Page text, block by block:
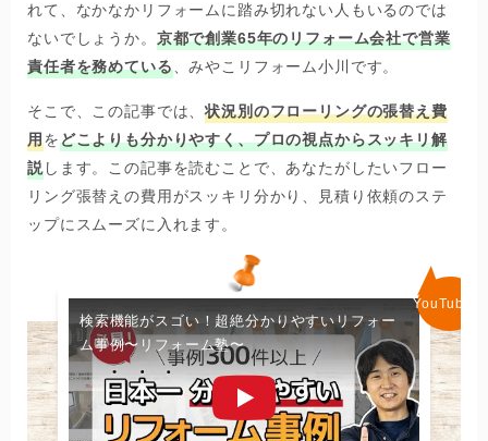
れて、なかなかリフォームに踏み切れない人もいるのでは
ないでしょうか。 京都で創業65年のリフォーム会社で営業
責任者を務めている、みやこリフォーム小川です。
そこで、この記事では、状況別のフローリングの張替え費
用をどこよりも分かりやすく、プロの視点からスッキリ解
説します。この記事を読むことで、あなたがしたいフロー
リング張替えの費用がスッキリ分かり、見積り依頼のステ
ップにスムーズに入れます。
検索機能がスゴい！超絶分かりやすいリフォー
ム事例〜リフォーム塾〜